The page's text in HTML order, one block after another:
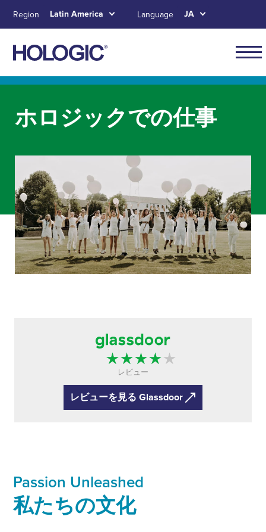
content
Skip to main content
Skip to main menu tabs for megamenu
Skip to sitemap
Region Latin America Language JA
for
Latin
ホロジックでの仕事
レビュー
レビューを見る Glassdoor
Passion Unleashed
私たちの文化